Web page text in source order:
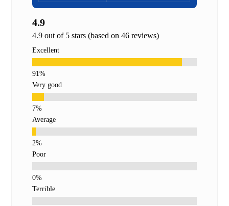
4.9
4.9 out of 5 stars (based on 46 reviews)
Excellent
Very good
Average
Poor
Terrible